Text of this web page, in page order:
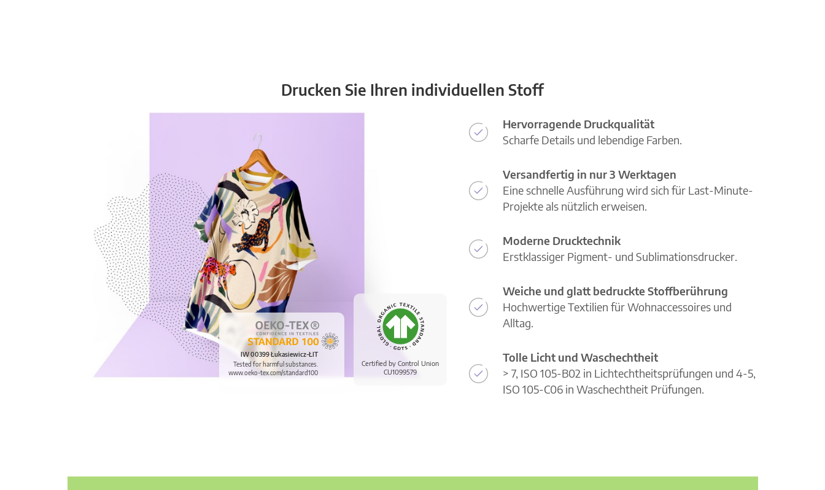
Drucken Sie Ihren individuellen Stoff
Certified by Control Union
CU1099579
IW 00399 Łukasiewicz-ŁIT
Tested for harmful substances.
www.oeko-tex.com/standard100
Hervorragende Druckqualität
Scharfe Details und lebendige Farben.
Versandfertig in nur 3 Werktagen
Eine schnelle Ausführung wird sich für Last-Minute-
Projekte als nützlich erweisen.
Moderne Drucktechnik
Erstklassiger Pigment- und Sublimationsdrucker.
Weiche und glatt bedruckte Stoffberührung
Hochwertige Textilien für Wohnaccessoires und
Alltag.
Tolle Licht und Waschechtheit
> 7, ISO 105-B02 in Lichtechtheitsprüfungen und 4-5,
ISO 105-C06 in Waschechtheit Prüfungen.